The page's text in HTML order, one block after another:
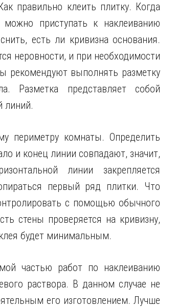
правильно клеить плитку. Когда
приступать к наклеиванию
есть ли кривизна основания.
неровности, и при необходимости
рекомендуют выполнять разметку
Разметка представляет собой
линий.
периметру комнаты. Определить
и конец линии совпадают, значит,
линии закрепляется
первый ряд плитки. Что
с помощью обычного
стены проверяется на кривизну,
будет минимальным.
частью работ по наклеиванию
раствора. В данном случае не
его изготовлением. Лучше